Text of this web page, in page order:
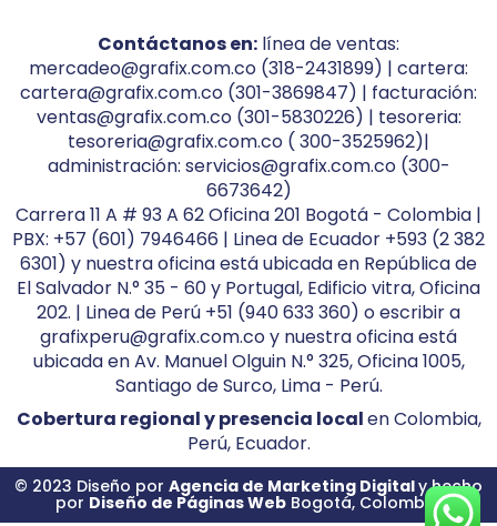
Contáctanos en: línea de ventas:
mercadeo@grafix.com.co (318-2431899) | cartera:
cartera@grafix.com.co (301-3869847) | facturación:
ventas@grafix.com.co (301-5830226) | tesoreria:
tesoreria@grafix.com.co ( 300-3525962)|
administración: servicios@grafix.com.co (300-
6673642)
Carrera 11 A # 93 A 62 Oficina 201 Bogotá - Colombia |
PBX: +57 (601) 7946466 | Linea de Ecuador +593 (2 382
6301) y nuestra oficina está ubicada en República de
El Salvador N.° 35 - 60 y Portugal, Edificio vitra, Oficina
202. | Linea de Perú +51 (940 633 360) o escribir a
grafixperu@grafix.com.co y nuestra oficina está
ubicada en Av. Manuel Olguin N.° 325, Oficina 1005,
Santiago de Surco, Lima - Perú.
Cobertura regional y presencia localen Colombia,
Perú, Ecuador.
© 2023 Diseño por Agencia de Marketing Digitaly hecho
por Diseño de Páginas WebBogotá, Colombia.